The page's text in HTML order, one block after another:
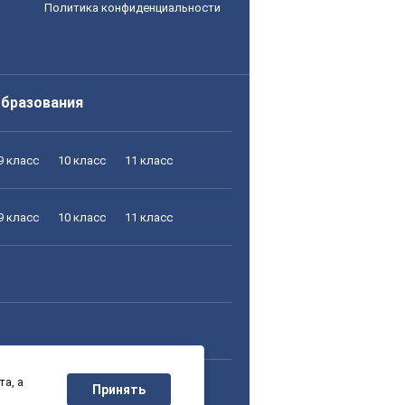
Политика конфиденциальности
класс 10 класс 11 класс
класс 10 класс 11 класс
класс 10 класс 11 класс
а
Принять